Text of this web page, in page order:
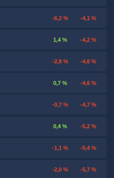
-6,2 % -4,1 %
1,4 % -4,2 %
-2,8 % -4,6 %
0,7 % -4,6 %
-0,7 % -4,7 %
0,4 % -5,2 %
-1,1 % -5,4 %
-2,0 % -5,7 %